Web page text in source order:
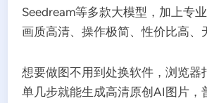
Seedream等多款大模型，加上专
画质高清、操作极简、性价比高、
想要做图不用到处换软件，浏览器
单几步就能生成高清原创AI图片，